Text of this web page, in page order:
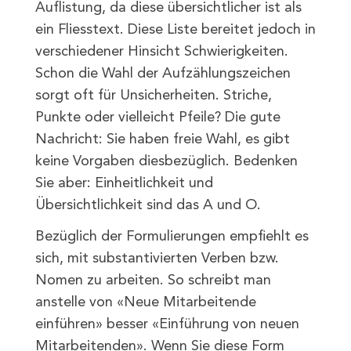
Auflistung, da diese übersichtlicher ist als
ein Fliesstext. Diese Liste bereitet jedoch in
verschiedener Hinsicht Schwierigkeiten.
Schon die Wahl der Aufzählungszeichen
sorgt oft für Unsicherheiten. Striche,
Punkte oder vielleicht Pfeile? Die gute
Nachricht: Sie haben freie Wahl, es gibt
keine Vorgaben diesbezüglich. Bedenken
Sie aber: Einheitlichkeit und
Übersichtlichkeit sind das A und O.
Bezüglich der Formulierungen empfiehlt es
sich, mit substantivierten Verben bzw.
Nomen zu arbeiten. So schreibt man
anstelle von «Neue Mitarbeitende
einführen» besser «Einführung von neuen
Mitarbeitenden». Wenn Sie diese Form